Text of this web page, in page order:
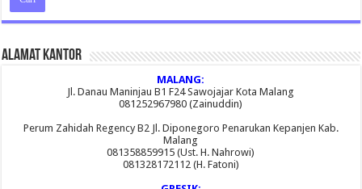
Alamat Kantor
MALANG:
Jl. Danau Maninjau B1 F24 Sawojajar Kota Malang
081252967980 (Zainuddin)
Perum Zahidah Regency B2 Jl. Diponegoro Penarukan Kepanjen Kab.
Malang
081358859915 (Ust. H. Nahrowi)
081328172112 (H. Fatoni)